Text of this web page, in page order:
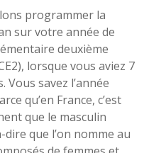
programmer la
sur votre année de
deuxième
lorsque vous aviez 7
Vous savez l’année
qu’en France, c’est
que le masculin
dire que l’on nomme au